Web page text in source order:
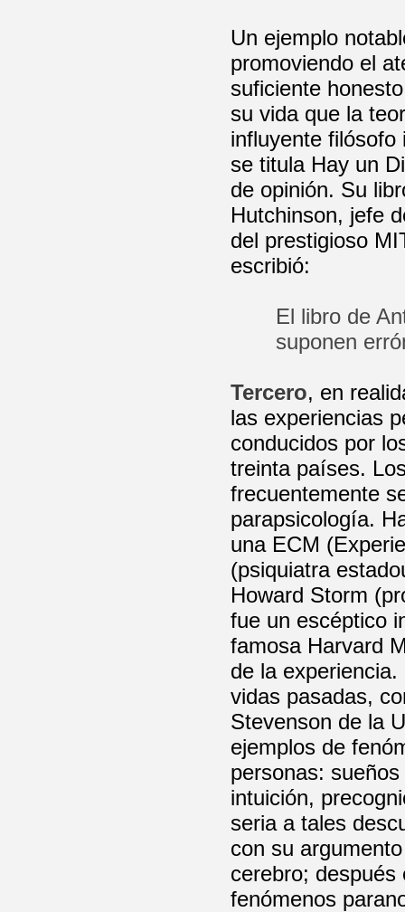
Un ejemplo
promoviendo el
suficiente
su vida que la
influyente filósofo
se titula Hay un
de opinión. Su
Hutchinson, jefe
del prestigioso
escribió:
El libro de
suponen
Tercero, en
las experiencias
conducidos por
treinta países.
frecuentemente
parapsicología.
una ECM
(psiquiatra
Howard Storm
fue un escéptico
famosa Harvard
de la
vidas pasadas,
Stevenson de la
ejemplos de
personas:
intuición,
seria a tales
con su
cerebro; después
fenómenos